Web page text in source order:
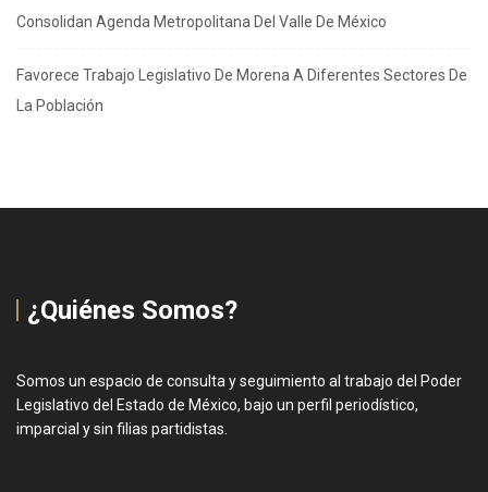
Consolidan Agenda Metropolitana Del Valle De México
Favorece Trabajo Legislativo De Morena A Diferentes Sectores De
La Población
¿Quiénes Somos?
Somos un espacio de consulta y seguimiento al trabajo del Poder
Legislativo del Estado de México, bajo un perfil periodístico,
imparcial y sin filias partidistas.